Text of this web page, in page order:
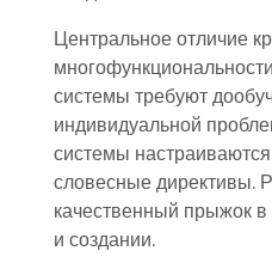
Центральное отличие
системы требуют
индивидуальной
системы
словесные директивы.
качественный прыжок в
и создании.